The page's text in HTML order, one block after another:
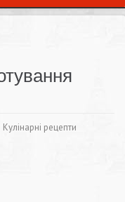
Кулінарні рецепти